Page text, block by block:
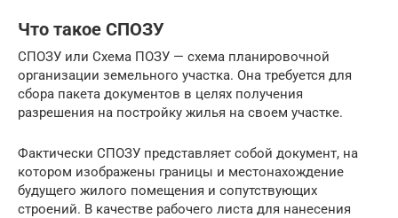
Что такое СПОЗУ
СПОЗУ или Схема ПОЗУ — схема планировочной
организации земельного участка. Она требуется для
сбора пакета документов в целях получения
разрешения на постройку жилья на своем участке.
Фактически СПОЗУ представляет собой документ, на
котором изображены границы и местонахождение
будущего жилого помещения и сопутствующих
строений. В качестве рабочего листа для нанесения